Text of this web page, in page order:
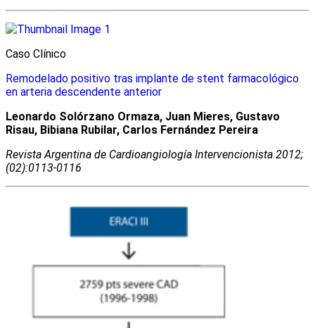
Caso Clínico
Remodelado positivo tras implante de stent farmacológico
en arteria descendente anterior
Leonardo Solórzano Ormaza, Juan Mieres, Gustavo
Risau, Bibiana Rubilar, Carlos Fernández Pereira
Revista Argentina de Cardioangiologí­a Intervencionista 2012;
(02):0113-0116